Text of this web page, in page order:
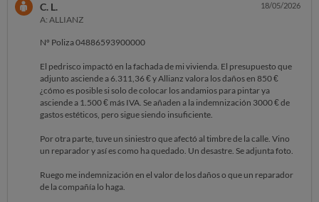
C. L.
A: ALLIANZ
18/05/2026
Nº Poliza 04886593900000
El pedrisco impactó en la fachada de mi vivienda. El presupuesto que
adjunto asciende a 6.311,36 € y Allianz valora los daños en 850 €
¿cómo es posible si solo de colocar los andamios para pintar ya
asciende a 1.500 € más IVA. Se añaden a la indemnización 3000 € de
gastos estéticos, pero sigue siendo insuficiente.
Por otra parte, tuve un siniestro que afectó al timbre de la calle. Vino
un reparador y así es como ha quedado. Un desastre. Se adjunta foto.
Ruego me indemnización en el valor de los daños o que un reparador
de la compañía lo haga.